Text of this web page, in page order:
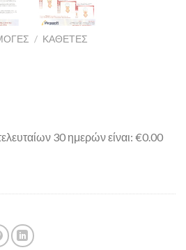
/ ΚΆΘΕΤΕΣ
30 ημερών είναι: €0.00